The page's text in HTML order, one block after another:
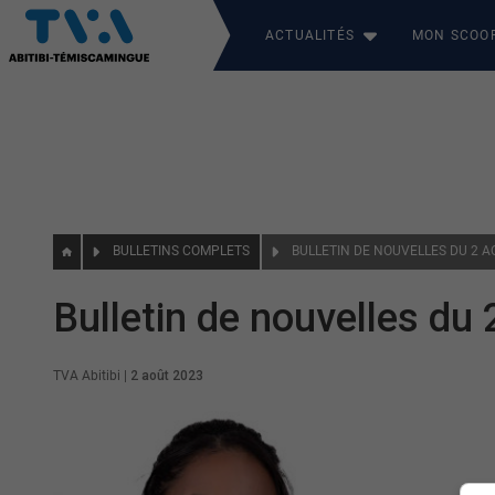
ACTUALITÉS MON
BULLETINS COMPLETS BULLETIN DE NOUVELLES DU 2
Bulletin de nouvelles du
TVA Abitibi 2 août 2023